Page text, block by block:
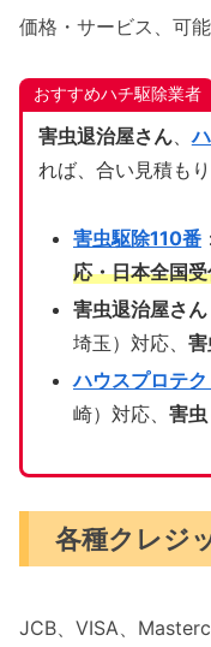
価格・サービス、可
おすすめハチ駆除業者
害虫退治屋さん、
れば、合い見積も
害虫駆除110番：
応・日本全国
害虫退治屋さん
埼玉）対応、
ハウスプロテク
崎）対応、 害
各種クレジ
JCB、VISA、